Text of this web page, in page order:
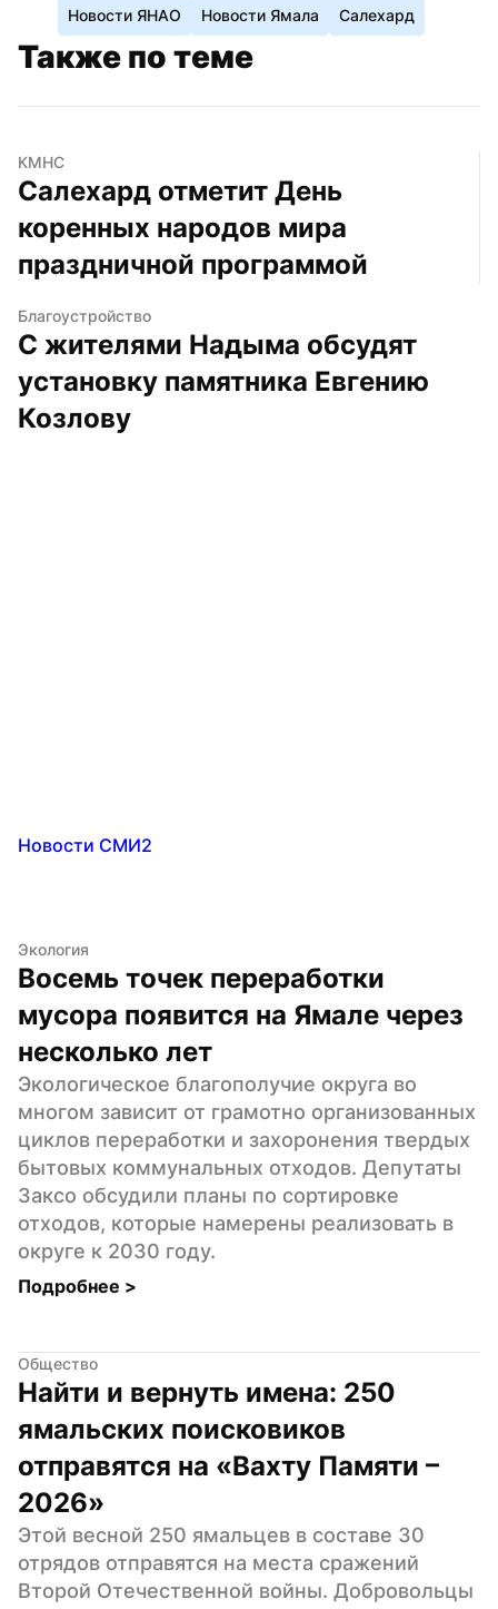
Новости ЯНАО Новости Ямала Салехард
Также по теме
КМНС
Салехард отметит День
коренных народов мира
праздничной программой
Благоустройство
С жителями Надыма обсудят
установку памятника Евгению
Козлову
Новости СМИ2
Экология
Восемь точек переработки
мусора появится на Ямале через
несколько лет
Экологическое благополучие округа во
многом зависит от грамотно организованных
циклов переработки и захоронения твердых
бытовых коммунальных отходов. Депутаты
Заксо обсудили планы по сортировке
отходов, которые намерены реализовать в
округе к 2030 году.
Подробнее >
Общество
Найти и вернуть имена: 250
ямальских поисковиков
отправятся на «Вахту Памяти –
2026»
Этой весной 250 ямальцев в составе 30
отрядов отправятся на места сражений
Второй Отечественной войны. Добровольцы